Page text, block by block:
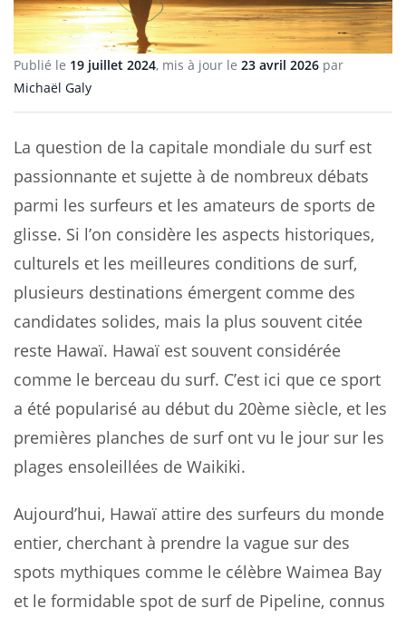
Publié le 19 juillet 2024, mis à jour le 23 avril 2026 par
Michaël Galy
La question de la capitale mondiale du surf est
passionnante et sujette à de nombreux débats
parmi les surfeurs et les amateurs de sports de
glisse. Si l’on considère les aspects historiques,
culturels et les meilleures conditions de surf,
plusieurs destinations émergent comme des
candidates solides, mais la plus souvent citée
reste Hawaï. Hawaï est souvent considérée
comme le berceau du surf. C’est ici que ce sport
a été popularisé au début du 20ème siècle, et les
premières planches de surf ont vu le jour sur les
plages ensoleillées de Waikiki.
Aujourd’hui, Hawaï attire des surfeurs du monde
entier, cherchant à prendre la vague sur des
spots mythiques comme le célèbre Waimea Bay
et le formidable spot de surf de Pipeline, connus